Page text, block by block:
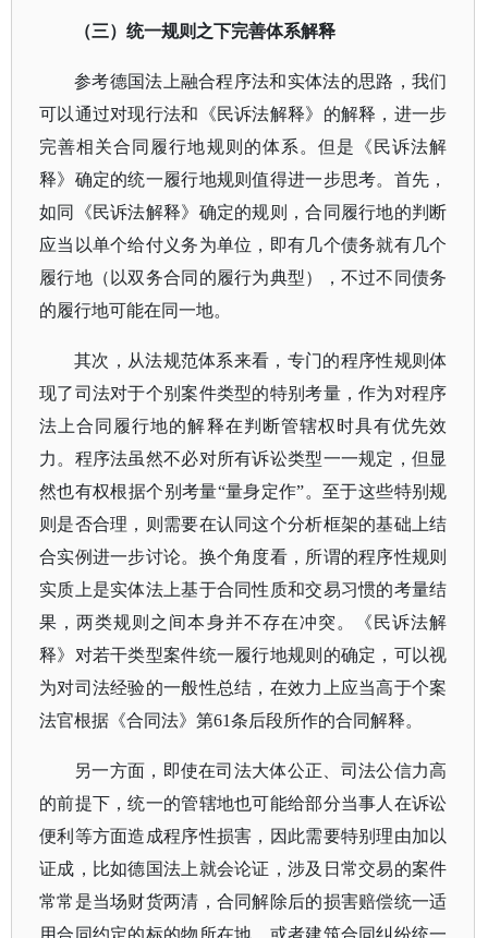
（三）统一规则之下完善体系解释
参考德国法上融合程序法和实体法的思路，我们
可以通过对现行法和《民诉法解释》的解释，进一步
完善相关合同履行地规则的体系。但是《民诉法解
释》确定的统一履行地规则值得进一步思考。首先，
如同《民诉法解释》确定的规则，合同履行地的判断
应当以单个给付义务为单位，即有几个债务就有几个
履行地（以双务合同的履行为典型），不过不同债务
的履行地可能在同一地。
其次，从法规范体系来看，专门的程序性规则体
现了司法对于个别案件类型的特别考量，作为对程序
法上合同履行地的解释在判断管辖权时具有优先效
力。程序法虽然不必对所有诉讼类型一一规定，但显
然也有权根据个别考量“量身定作”。至于这些特别规
则是否合理，则需要在认同这个分析框架的基础上结
合实例进一步讨论。换个角度看，所谓的程序性规则
实质上是实体法上基于合同性质和交易习惯的考量结
果，两类规则之间本身并不存在冲突。《民诉法解
释》对若干类型案件统一履行地规则的确定，可以视
为对司法经验的一般性总结，在效力上应当高于个案
法官根据《合同法》第61条后段所作的合同解释。
另一方面，即使在司法大体公正、司法公信力高
的前提下，统一的管辖地也可能给部分当事人在诉讼
便利等方面造成程序性损害，因此需要特别理由加以
证成，比如德国法上就会论证，涉及日常交易的案件
常常是当场财货两清，合同解除后的损害赔偿统一适
用合同约定的标的物所在地，或者建筑合同纠纷统一